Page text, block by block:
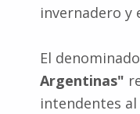
invernadero y
El denominado
Argentinas"
intendentes